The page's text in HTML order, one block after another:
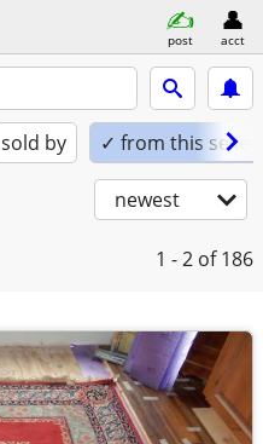
post acct
sold by ✓ from this seller
newest
1 - 2 of 186